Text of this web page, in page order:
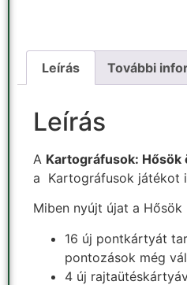
Leírás További
Leírás
A Kartográfusok: Hősök
a Kartográfusok játékot
Miben nyújt újat a Hősök
16 új pontkártyát
pontozások még
4 új